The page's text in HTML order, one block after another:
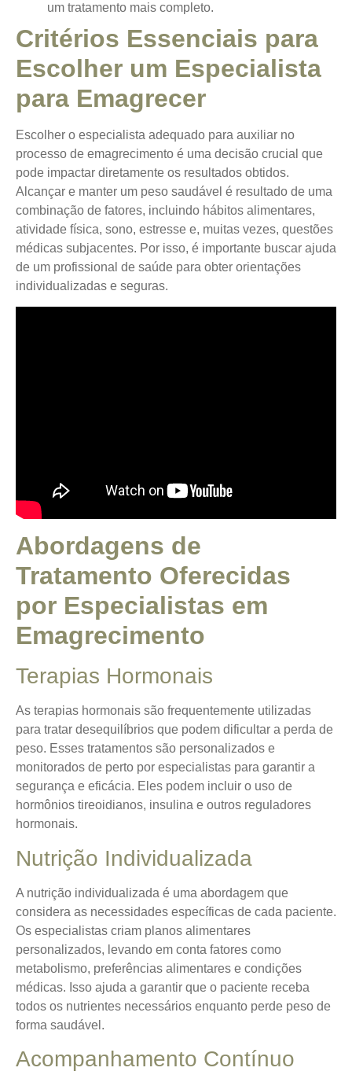
um tratamento mais completo.
Critérios Essenciais para
Escolher um Especialista
para Emagrecer
Escolher o especialista adequado para auxiliar no
processo de emagrecimento é uma decisão crucial que
pode impactar diretamente os resultados obtidos.
Alcançar e manter um peso saudável é resultado de uma
combinação de fatores, incluindo hábitos alimentares,
atividade física, sono, estresse e, muitas vezes, questões
médicas subjacentes. Por isso, é importante buscar ajuda
de um profissional de saúde para obter orientações
individualizadas e seguras.
Abordagens de
Tratamento Oferecidas
por Especialistas em
Emagrecimento
Terapias Hormonais
As terapias hormonais são frequentemente utilizadas
para tratar desequilíbrios que podem dificultar a perda de
peso. Esses tratamentos são personalizados e
monitorados de perto por especialistas para garantir a
segurança e eficácia. Eles podem incluir o uso de
hormônios tireoidianos, insulina e outros reguladores
hormonais.
Nutrição Individualizada
A nutrição individualizada é uma abordagem que
considera as necessidades específicas de cada paciente.
Os especialistas criam planos alimentares
personalizados, levando em conta fatores como
metabolismo, preferências alimentares e condições
médicas. Isso ajuda a garantir que o paciente receba
todos os nutrientes necessários enquanto perde peso de
forma saudável.
Acompanhamento Contínuo